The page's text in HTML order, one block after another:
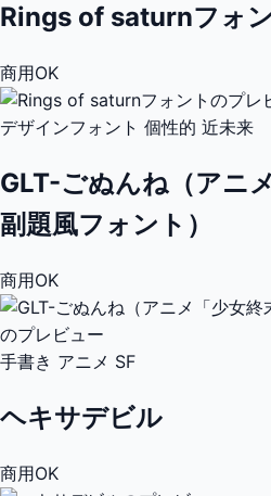
Rings of saturnフォ
商用OK
デザインフォント 個性的 近未来
GLT-ごぬんね（アニ
副題風フォント）
商用OK
手書き アニメ SF
ヘキサデビル
商用OK